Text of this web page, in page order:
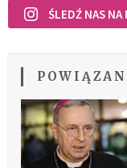
ŚLEDŹ NAS NA